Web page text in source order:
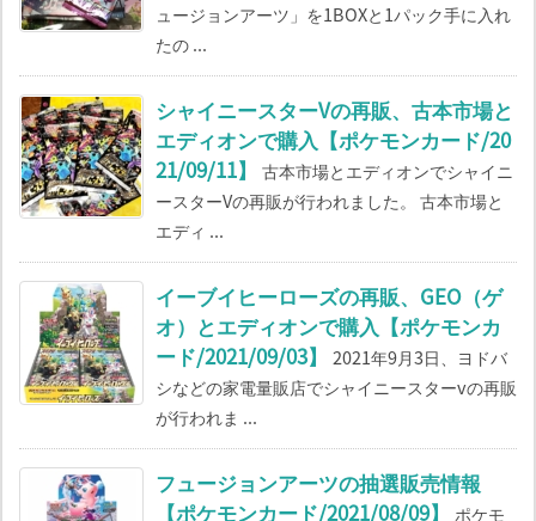
ュージョンアーツ」を1BOXと1パック手に入れ
たの ...
シャイニースターVの再販、古本市場と
エディオンで購入【ポケモンカード/20
21/09/11】
古本市場とエディオンでシャイニ
ースターVの再販が行われました。 古本市場と
エディ ...
イーブイヒーローズの再販、GEO（ゲ
オ）とエディオンで購入【ポケモンカ
ード/2021/09/03】
2021年9月3日、ヨドバ
シなどの家電量販店でシャイニースターvの再販
が行われま ...
フュージョンアーツの抽選販売情報
【ポケモンカード/2021/08/09】
ポケモ